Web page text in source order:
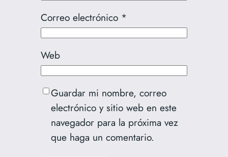
Correo electrónico *
Web
Guardar mi nombre, correo
electrónico y sitio web en este
navegador para la próxima vez
que haga un comentario.